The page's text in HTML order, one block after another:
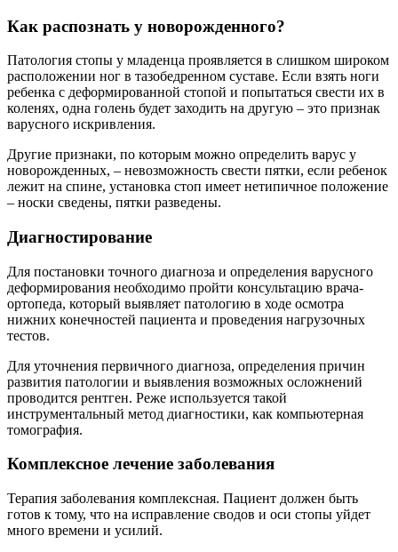
Как распознать у новорожденного?
Патология стопы у младенца проявляется в слишком широком
расположении ног в тазобедренном суставе. Если взять ноги
ребенка с деформированной стопой и попытаться свести их в
коленях, одна голень будет заходить на другую – это признак
варусного искривления.
Другие признаки, по которым можно определить варус у
новорожденных, – невозможность свести пятки, если ребенок
лежит на спине, установка стоп имеет нетипичное положение
– носки сведены, пятки разведены.
Диагностирование
Для постановки точного диагноза и определения варусного
деформирования необходимо пройти консультацию врача-
ортопеда, который выявляет патологию в ходе осмотра
нижних конечностей пациента и проведения нагрузочных
тестов.
Для уточнения первичного диагноза, определения причин
развития патологии и выявления возможных осложнений
проводится рентген. Реже используется такой
инструментальный метод диагностики, как компьютерная
томография.
Комплексное лечение заболевания
Терапия заболевания комплексная. Пациент должен быть
готов к тому, что на исправление сводов и оси стопы уйдет
много времени и усилий.